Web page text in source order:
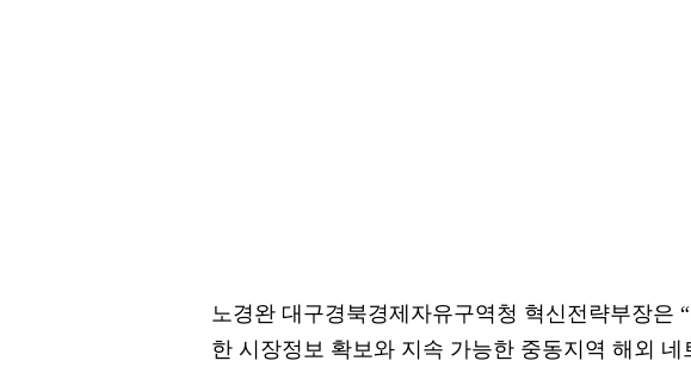
노경완 대구경북경제자유구역청 혁신전략부장은
한 시장정보 확보와 지속 가능한 중동지역 해외